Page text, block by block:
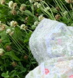
Skip
to
content